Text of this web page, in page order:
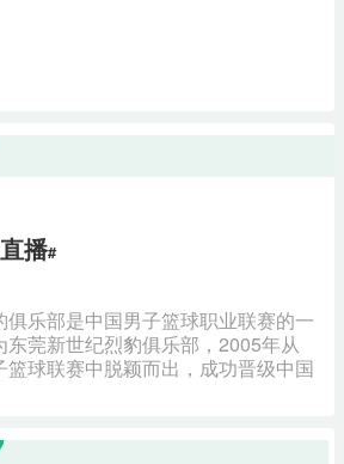
播#
乐部是中国男子篮球职业联赛的一
东莞新世纪烈豹俱乐部，2005年从
球联赛中脱颖而出，成功晋级中国